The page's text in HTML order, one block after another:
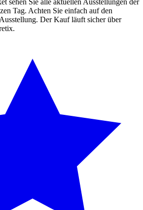
Tag. Achten Sie einfach auf den
Der Kauf läuft sicher über